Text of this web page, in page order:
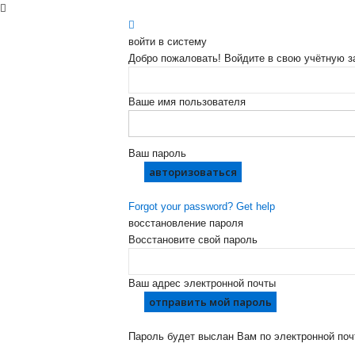
войти в систему
Добро пожаловать! Войдите в свою учётную
Ваше имя пользователя
Ваш пароль
Forgot your password? Get help
восстановление пароля
Восстановите свой пароль
Ваш адрес электронной почты
Пароль будет выслан Вам по электронной